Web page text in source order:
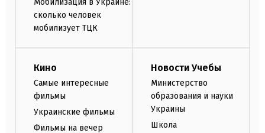
Мобилизация в Украине:
сколько человек
мобилизует ТЦК
Кино
Самые интересные
фильмы
Украинские фильмы
Фильмы на вечер
Новости Учебы
Министерство
образования и науки
Украины
Школа